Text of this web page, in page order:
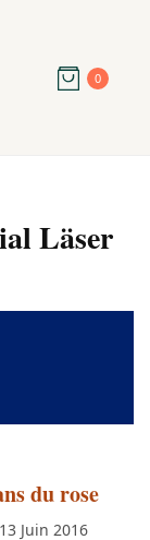
0
Läser
du rose
Juin 2016